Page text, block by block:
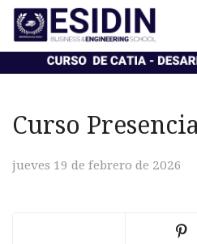
Curso
jueves 19 de febrero de 2026